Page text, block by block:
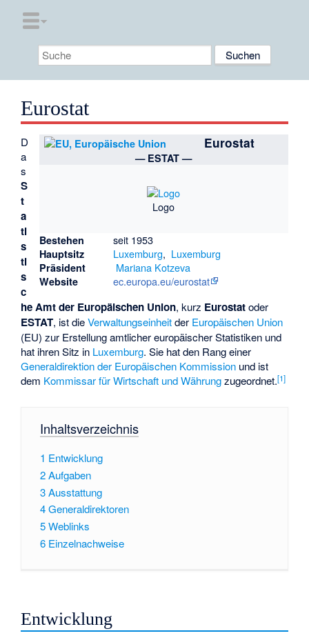
Eurostat
Eurostat
— ESTAT —
Logo
Bestehen seit 1953
Hauptsitz Luxemburg, Luxemburg
Präsident Mariana Kotzeva
Website ec.europa.eu/eurostat
D
a
s
S
t
a
ti
s
ti
s
c
he Amt der Europäischen Union, kurz Eurostatoder
ESTAT, ist dieVerwaltungseinheitder Europäischen Union
(EU) zur Erstellung amtlicher europäischer Statistiken und
hat ihren Sitz in Luxemburg. Sie hat den Rang einer
Generaldirektion der Europäischen Kommission und ist
dem Kommissar für Wirtschaft und Währungzugeordnet.[1]
Inhaltsverzeichnis
1 Entwicklung
2Aufgaben
3Ausstattung
4Generaldirektoren
5Weblinks
6 Einzelnachweise
Entwicklung